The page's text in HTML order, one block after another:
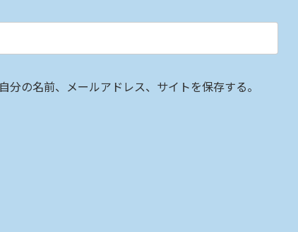
の名前、メールアドレス、サイトを保存する。